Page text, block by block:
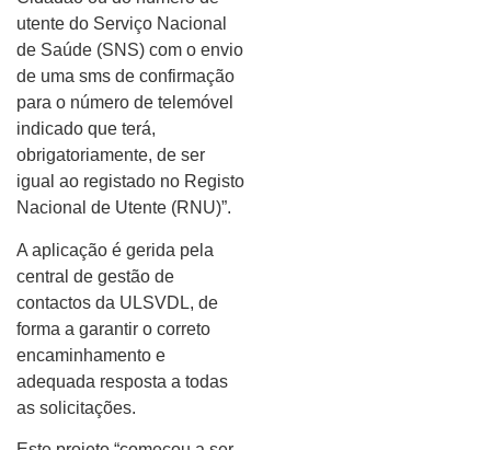
utente do Serviço Nacional
de Saúde (SNS) com o envio
de uma sms de confirmação
para o número de telemóvel
indicado que terá,
obrigatoriamente, de ser
igual ao registado no Registo
Nacional de Utente (RNU)”.
A aplicação é gerida pela
central de gestão de
contactos da ULSVDL, de
forma a garantir o correto
encaminhamento e
adequada resposta a todas
as solicitações.